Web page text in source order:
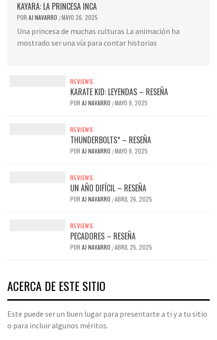
KAYARA: LA PRINCESA INCA
POR AJ NAVARRO /MAYO 26, 2025
Una princesa de muchas culturas La animación ha
mostrado ser una vía para contar historias
REVIEWS
KARATE KID: LEYENDAS – RESEÑA
POR AJ NAVARRO /MAYO 9, 2025
REVIEWS
THUNDERBOLTS* – RESEÑA
POR AJ NAVARRO /MAYO 9, 2025
REVIEWS
UN AÑO DIFÍCIL – RESEÑA
POR AJ NAVARRO /ABRIL 26, 2025
REVIEWS
PECADORES – RESEÑA
POR AJ NAVARRO /ABRIL 25, 2025
ACERCA DE ESTE SITIO
Este puede ser un buen lugar para presentarte a ti y a tu sitio
o para incluir algunos méritos.